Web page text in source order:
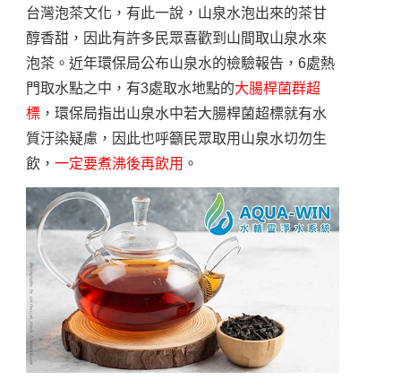
台灣泡茶文化，有此一說，山泉水泡出來的茶甘
醇香甜，因此有許多民眾喜歡到山間取山泉水來
泡茶。近年環保局公布山泉水的檢驗報告，6處熱
門取水點之中，有3處取水地點的大腸桿菌群超
標，環保局指出山泉水中若大腸桿菌超標就有水
質汙染疑慮，因此也呼籲民眾取用山泉水切勿生
飲， 一定要煮沸後再飲用 。